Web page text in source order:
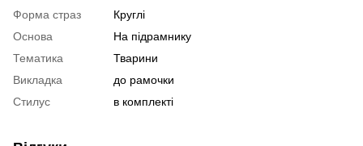
Форма страз
Круглі
Основа
На підрамнику
Тематика
Тварини
Викладка
до рамочки
Стилус
в комплекті